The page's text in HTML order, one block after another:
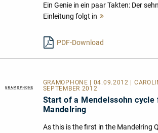
Ein Genie in ein paar Takten: Der
Einleitung folgt in
PDF-Download
GRAMOPHONE | 04.09.2012 |
SEPTEMBER 2012
Start of a Mendelssohn cycle
Mandelring
As this is the first in the Mandelring